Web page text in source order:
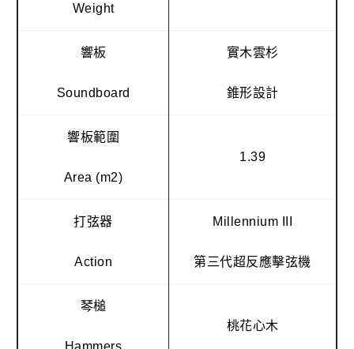
Weight
響板
Soundboard
實木雲杉
錐形設計
響板範圍
Area (m2)
1.39
打弦器
Action
Millennium III
第三代超反應擊弦機
琴槌
Hammers
桃花心木